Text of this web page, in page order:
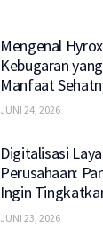
Mengenal
Kebugaran
Manfaat
JUNI 24, 2026
Digitalisasi
Perusahaan:
Ingin
JUNI 23, 2026